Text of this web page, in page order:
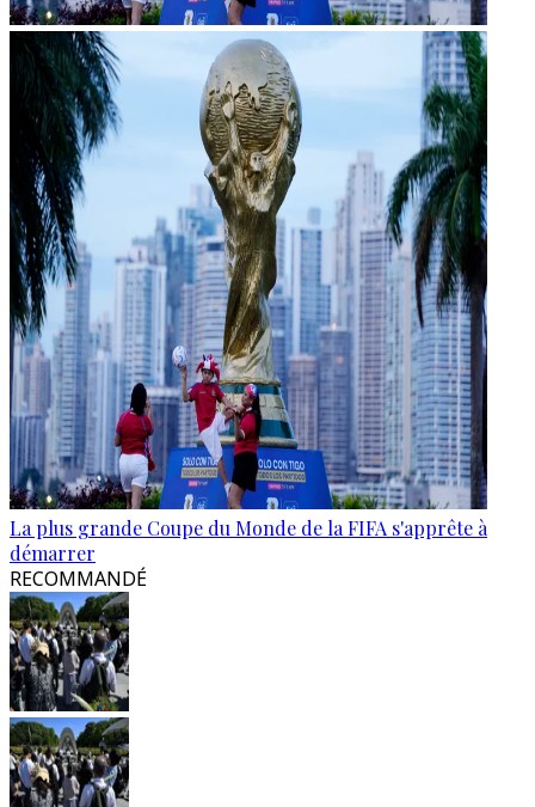
La plus grande Coupe du Monde de la FIFA s'apprête à
démarrer
RECOMMANDÉ